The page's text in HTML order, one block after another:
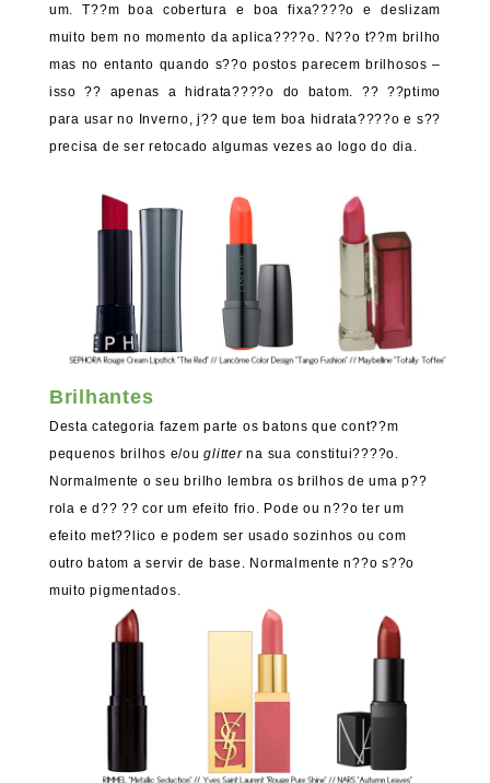
um. T??m boa cobertura e boa fixa????o e deslizam
muito bem no momento da aplica????o. N??o t??m brilho
mas no entanto quando s??o postos parecem brilhosos –
isso ?? apenas a hidrata????o do batom. ?? ??ptimo
para usar no Inverno, j?? que tem boa hidrata????o e s??
precisa de ser retocado algumas vezes ao logo do dia.
Brilhantes
Desta categoria fazem parte os batons que cont??m
pequenos brilhos e/ou glitterna sua constitui????o.
Normalmente o seu brilho lembra os brilhos de uma p??
rola e d?? ?? cor um efeito frio. Pode ou n??o ter um
efeito met??lico e podem ser usado sozinhos ou com
outro batom a servir de base. Normalmente n??o s??o
muito pigmentados.